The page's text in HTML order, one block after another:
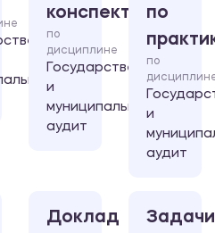
конспект
по
дисциплине
Государственный
и
муниципальный
аудит
по
по
и
аудит
Доклад Задачи